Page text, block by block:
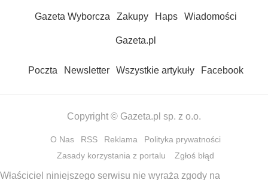
Gazeta Wyborcza Zakupy Haps Wiadomości
Gazeta.pl
Poczta Newsletter Wszystkie artykuły Facebook
Copyright © Gazeta.pl sp. z o.o.
O Nas RSS Reklama
Polityka prywatności
Zasady korzystania z portalu
Zgłoś błąd
Właściciel niniejszego serwisu nie wyraża zgody na